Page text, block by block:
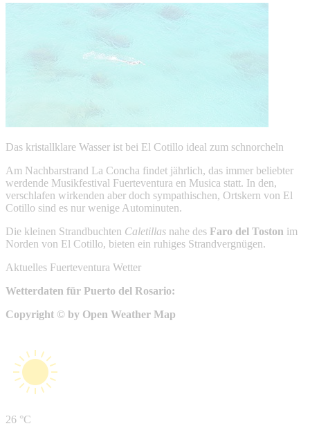
Das kristallklare Wasser ist bei El Cotillo ideal zum schnorcheln
Am Nachbarstrand La Concha findet jährlich, das immer beliebter
werdende Musikfestival Fuerteventura en Musica statt. In den,
verschlafen wirkenden aber doch sympathischen, Ortskern von El
Cotillo sind es nur wenige Autominuten.
Die kleinen Strandbuchten Caletillas nahe des Faro del Toston im
Norden von El Cotillo, bieten ein ruhiges Strandvergnügen.
Aktuelles Fuerteventura Wetter
Wetterdaten für Puerto del Rosario:
Copyright © by Open Weather Map
26 °C